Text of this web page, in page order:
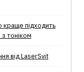
краще підходить
тоніком
від LaserSvit